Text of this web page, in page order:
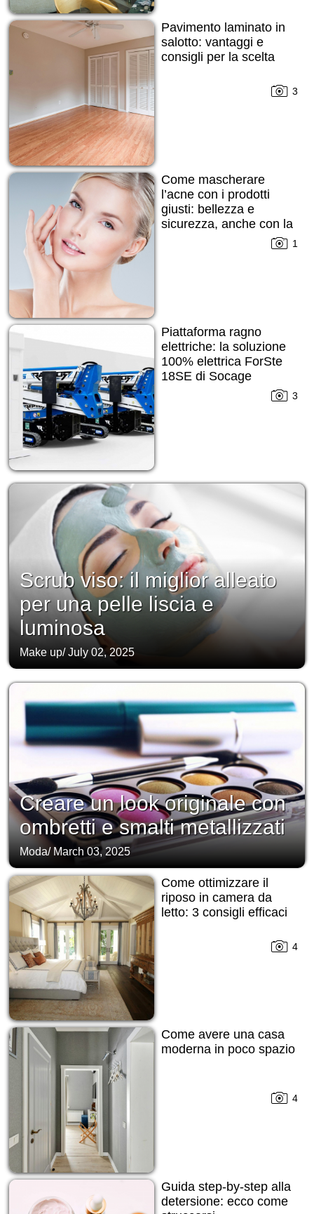
Pavimento laminato in
salotto: vantaggi e
consigli per la scelta
3
Come mascherare
l’acne con i prodotti
giusti: bellezza e
sicurezza, anche con la
1
Piattaforma ragno
elettriche: la soluzione
100% elettrica ForSte
18SE di Socage
3
Scrub viso: il miglior alleato
per una pelle liscia e
luminosa
Make up/July 02, 2025
Creare un look originale con
ombretti e smalti metallizzati
Moda/ March 03, 2025
Come ottimizzare il
riposo in camera da
letto: 3 consigli efficaci
4
Come avere una casa
moderna in poco spazio
4
Guida step-by-step alla
detersione: ecco come